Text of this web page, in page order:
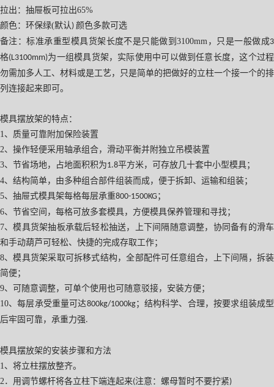
拉出：抽屉板可拉出65%
颜色：环保绿(默认 ) 颜色多款可选
备注：标准承重型模具货架长度不是只能做到3100mm ，只是一般做成3
格(L3100mm)为一组模具货架，实际使用中可以做到任意长度，这个过程
勿需加多人工、材料或是工艺，只是简单的把做好的立柱一个接一个的排
列连接起来即可。
模具摆放架的特点：
1、质量可靠附加保险装置
2、操作轻便采用轴承组合，滑动平衡并附独立吊模装置
3、节省场地，占地面积积为1.8平方米，可存放几十套中小型模具；
4、结构简单，由多种组合部件组装而成，便于拆卸、运输和组装；
5、抽屉式模具架每格每层承重800-1500KG ；
6、节省空间，每格可放多套模具，方便模具保养管理和寻找；
7、模具货架抽板承载后轻松抽送，上下间隔随意调整，协同备有的滑车
和手动葫芦可轻松、快捷的完成存取工作；
8、模具货架采取可拆移式结构，全部配件可任意组合，上下间隔，拆装
简便；
9、可随意调整，可单个使用也可随意驳接，安装方便；
10、每层承受重量可达800kg/1000kg；结构科学、合理，按要求组装成型
后牢固可靠，承重力强.
模具摆放架的安装步骤和方法
1、将立柱摆放整齐。
2．用调节螺杆将各立柱下端连起来(注意：螺母暂时不要拧紧)